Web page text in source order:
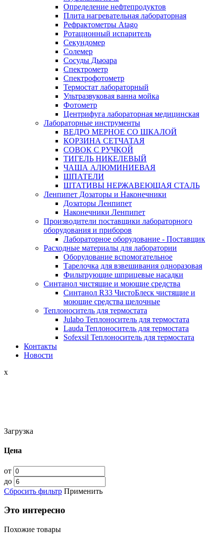
Определение нефтепродуктов
Плита нагревательная лабораторная
Рефрактометры Atago
Ротационный испаритель
Секундомер
Солемер
Сосуды Дьюара
Спектрометр
Спектрофотометр
Термостат лабораторный
Ультразвуковая ванна мойка
Фотометр
Центрифуга лабораторная медицинская
Лабораторные инструменты
ВЕДРО МЕРНОЕ СО ШКАЛОЙ
КОРЗИНА СЕТЧАТАЯ
СОВОК С РУЧКОЙ
ТИГЕЛЬ НИКЕЛЕВЫЙ
ЧАША АЛЮМИНИЕВАЯ
ШПАТЕЛИ
ШТАТИВЫ НЕРЖАВЕЮЩАЯ СТАЛЬ
Ленпипет Дозаторы и Наконечники
Дозаторы Ленпипет
Наконечники Ленпипет
Производители поставщики лабораторного
оборудования и приборов
Лабораторное оборудование - Поставщик
Расходные материалы для лаборатории
Оборудование вспомогательное
Тарелочка для взвешивания одноразовая
Фильтрующие шприцевые насадки
Синтанол чистящие и моющие средства
Синтанол R33 ЧистоБлеск чистящие и
моющие средства щелочные
Теплоноситель для термостата
Julabo Теплоноситель для термостата
Lauda Теплоноситель для термостата
Sofexsil Теплоноситель для термостата
Контакты
Новости
x
Загрузка
Цена
от
до
Сбросить фильтр Применить
Это интересно
Похожие товары